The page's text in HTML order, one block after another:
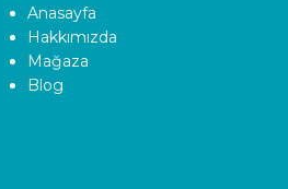
Anasayfa
Hakkımızda
Mağaza
Blog